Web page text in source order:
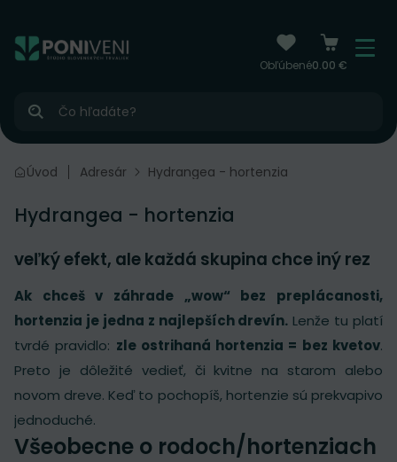
Obľúbené0.00 €
Menu
Hľadať
Úvod Adresár Hydrangea - hortenzia
Hydrangea - hortenzia
veľký efekt, ale každá skupina chce iný rez
Ak chceš v záhrade „wow“ bez preplácanosti,
hortenzia je jedna z najlepších drevín. Lenže tu platí
tvrdé pravidlo: zle ostrihaná hortenzia = bez kvetov.
Preto je dôležité vedieť, či kvitne na starom alebo
novom dreve. Keď to pochopíš, hortenzie sú prekvapivo
jednoduché.
Všeobecne o rodoch/hortenziach